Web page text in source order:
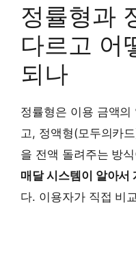
정률형과
다르고 어
되나
정률형은 이용 금액
고, 정액형(모두의카
을 전액 돌려주는 방
매달 시스템이 알아서
다. 이용자가 직접 비